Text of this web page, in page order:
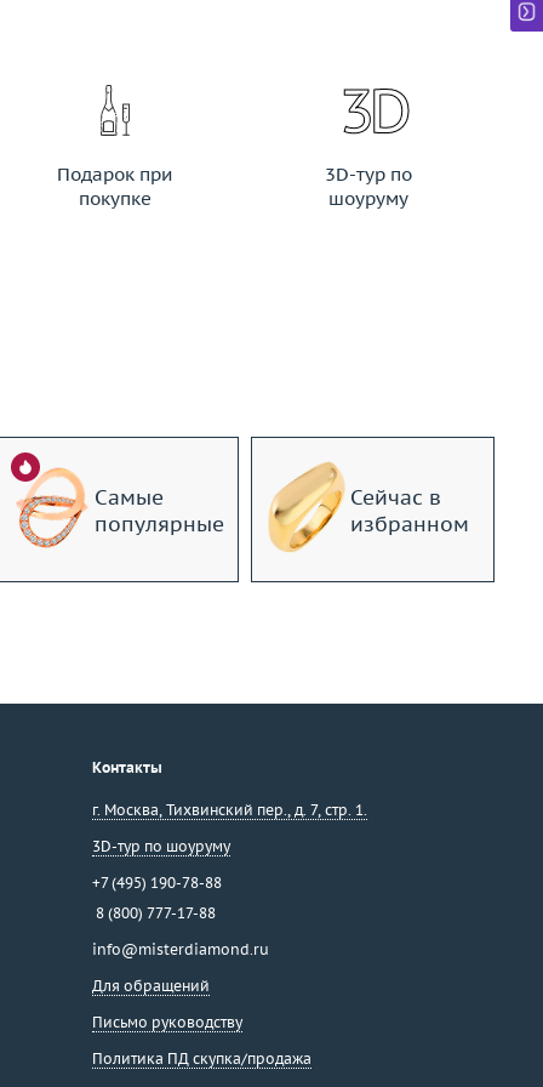
Подарок при
покупке
3D-тур по
шоуруму
Самые
популярные
Сейчас в
избранном
Контакты
г. Москва, Тихвинский пер., д. 7, стр. 1.
3D-тур по шоуруму
+7 (495) 190-78-88
8 (800) 777-17-88
info@misterdiamond.ru
Для обращений
Письмо руководству
Политика ПД скупка/продажа